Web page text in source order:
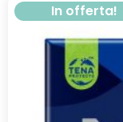
In offerta!